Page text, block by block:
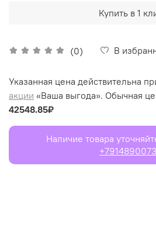
(0) В
Купить в 1
Указанная цена действительна
акции «Ваша выгода». Обычная
42548.85₽
Наличие товара